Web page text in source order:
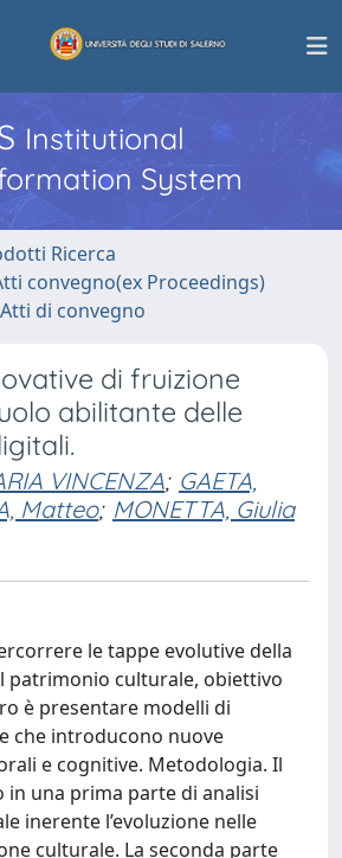
Institutional
System
Ricerca
convegno(ex Proceedings)
di convegno
di fruizione
abilitante delle
VINCENZA; GAETA,
Matteo; MONETTA, Giulia
le tappe evolutive della
patrimonio culturale, obiettivo
è presentare modelli di
che introducono nuove
e cognitive. Metodologia. Il
in una prima parte di analisi
inerente l’evoluzione nelle
culturale. La seconda parte